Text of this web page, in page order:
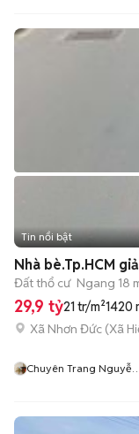
Tin nổi bật
Nhà bè.Tp.HCM
Đất thổ cư Ngang 18
29,9 tỷ21 tr/m²1420
Xã Nhơn Đức (Xã
Chuyên Trang Nguyễn